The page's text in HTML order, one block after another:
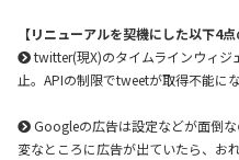
【リニューアルを契機にした以下4点
twitter(現X)のタイムラインウィジ
止。APIの制限でtweetが取得不能に
Googleの広告は設定などが面倒な
変なところに広告が出ていたら、お